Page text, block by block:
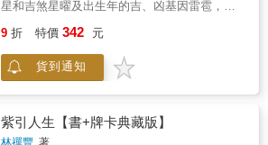
2016年流年運勢解析、九宮格開運風水方法
等，輕鬆搞定自己的人生指南！
星和吉煞星曜及出生年的吉、凶基因雷雹，形
三合宮位聯合作戰，和對宮則互為表裡，十二
宮各自形成基因陣圖。命宮三方宮位星曜所佈
的基因陣圖，威力因不同的生辰而有所差異，
生年的吉、凶基因雷雹，也可能引動該運十年
吉、凶基因雷雹，使人生出現轉折，也許只是
9 折 特價 342 元
貨到通知
紫引人生【書+牌卡典藏版】
林禪豐 著